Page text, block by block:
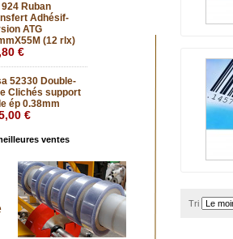
924 Ruban
Adhésif-
ATG
(12 rlx)
€
52330 Double-
Clichés support
ép 0.38mm
€
ventes
Tri